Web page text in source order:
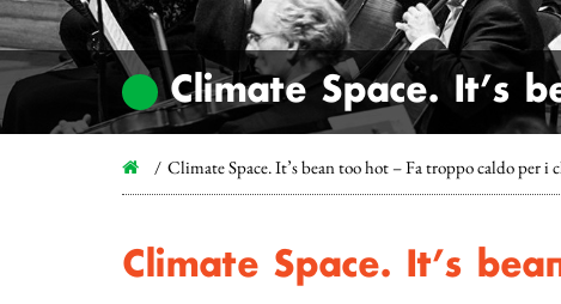
Climate Space. It’s
Climate Space. It’s bean too hot – Fa troppo caldo per i
Climate Space. It’s